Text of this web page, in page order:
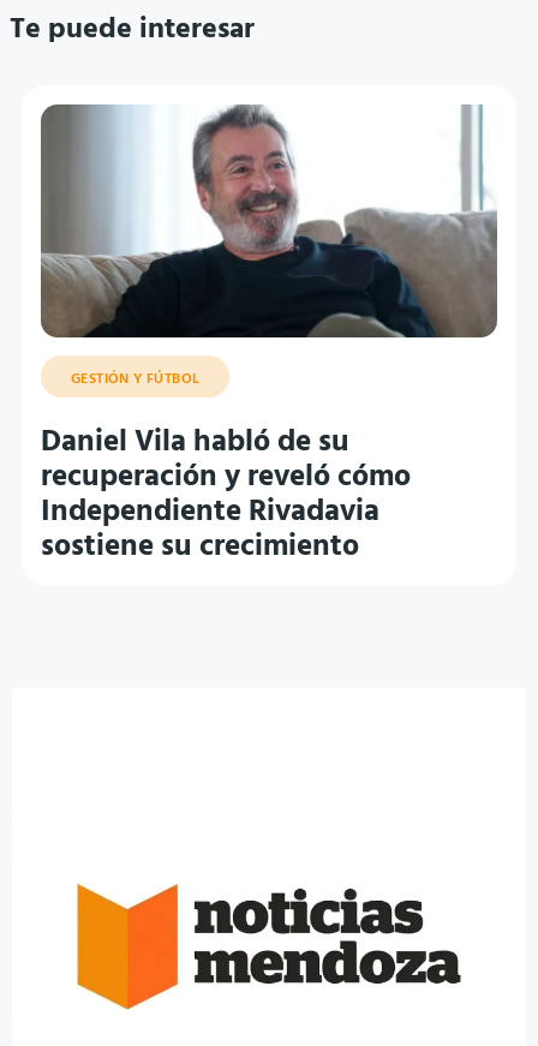
Te puede interesar
GESTIÓN Y FÚTBOL
Daniel Vila habló de su
recuperación y reveló cómo
Independiente Rivadavia
sostiene su crecimiento